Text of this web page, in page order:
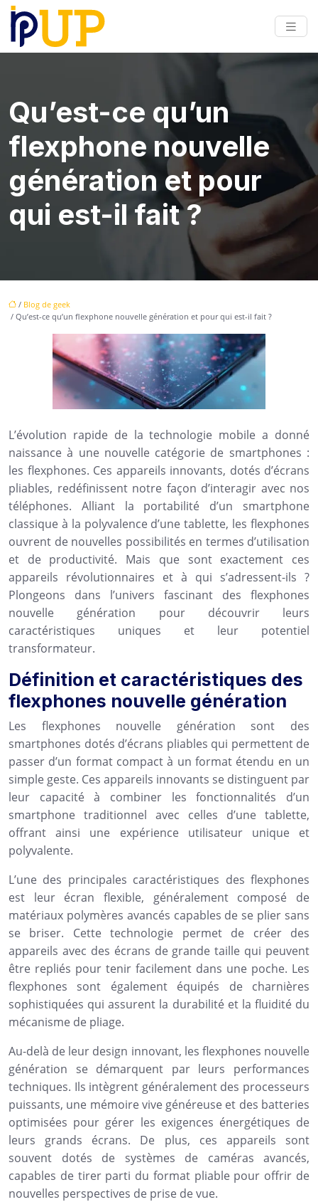
Qu’est-ce qu’un
flexphone nouvelle
génération et pour
qui est-il fait ?
/ Blog de geek
/ Qu’est-ce qu’un flexphone nouvelle génération et pour qui est-il fait ?
L’évolution rapide de la technologie mobile a donné
naissance à une nouvelle catégorie de smartphones :
les flexphones. Ces appareils innovants, dotés d’écrans
pliables, redéfinissent notre façon d’interagir avec nos
téléphones. Alliant la portabilité d’un smartphone
classique à la polyvalence d’une tablette, les flexphones
ouvrent de nouvelles possibilités en termes d’utilisation
et de productivité. Mais que sont exactement ces
appareils révolutionnaires et à qui s’adressent-ils ?
Plongeons dans l’univers fascinant des flexphones
nouvelle génération pour découvrir leurs
caractéristiques uniques et leur potentiel
transformateur.
Définition et caractéristiques des
flexphones nouvelle génération
Les flexphones nouvelle génération sont des
smartphones dotés d’écrans pliables qui permettent de
passer d’un format compact à un format étendu en un
simple geste. Ces appareils innovants se distinguent par
leur capacité à combiner les fonctionnalités d’un
smartphone traditionnel avec celles d’une tablette,
offrant ainsi une expérience utilisateur unique et
polyvalente.
L’une des principales caractéristiques des flexphones
est leur écran flexible, généralement composé de
matériaux polymères avancés capables de se plier sans
se briser. Cette technologie permet de créer des
appareils avec des écrans de grande taille qui peuvent
être repliés pour tenir facilement dans une poche. Les
flexphones sont également équipés de charnières
sophistiquées qui assurent la durabilité et la fluidité du
mécanisme de pliage.
Au-delà de leur design innovant, les flexphones nouvelle
génération se démarquent par leurs performances
techniques. Ils intègrent généralement des processeurs
puissants, une mémoire vive généreuse et des batteries
optimisées pour gérer les exigences énergétiques de
leurs grands écrans. De plus, ces appareils sont
souvent dotés de systèmes de caméras avancés,
capables de tirer parti du format pliable pour offrir de
nouvelles perspectives de prise de vue.